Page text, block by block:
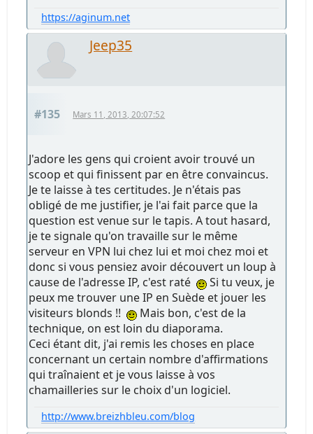
https://aginum.net
Jeep35
#135 Mars 11, 2013, 20:07:52
J'adore les gens qui croient avoir trouvé un
scoop et qui finissent par en être convaincus.
Je te laisse à tes certitudes. Je n'étais pas
obligé de me justifier, je l'ai fait parce que la
question est venue sur le tapis. A tout hasard,
je te signale qu'on travaille sur le même
serveur en VPN lui chez lui et moi chez moi et
donc si vous pensiez avoir découvert un loup à
cause de l'adresse IP, c'est raté
Si tu veux, je
peux me trouver une IP en Suède et jouer les
visiteurs blonds !!
Mais bon, c'est de la
technique, on est loin du diaporama.
Ceci étant dit, j'ai remis les choses en place
concernant un certain nombre d'affirmations
qui traînaient et je vous laisse à vos
chamailleries sur le choix d'un logiciel.
http://www.breizhbleu.com/blog